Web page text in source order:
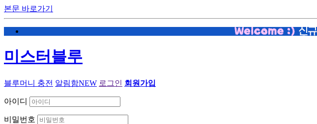
본문 바로가기
미스터블루
블루머니 충전 알림함NEW 로그인 회원가입
아이디
비밀번호